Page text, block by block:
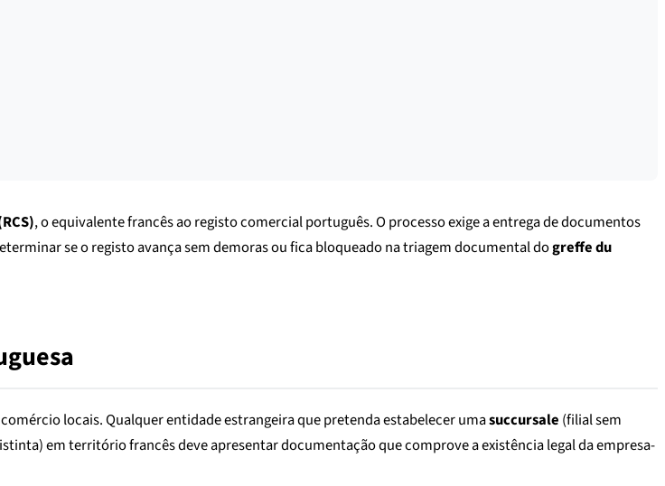
, o equivalente francês ao registo comercial português. O processo exige a entrega de documentos
se o registo avança sem demoras ou fica bloqueado na triagem documental dogreffe du
locais. Qualquer entidade estrangeira que pretenda estabelecer umasuccursale (filial sem
em território francês deve apresentar documentação que comprove a existência legal da empresa-